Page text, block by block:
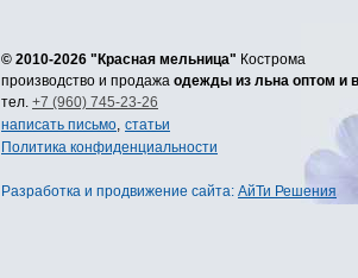
© 2010-2026 "Красная мельница" Кострома
производство и продажа одежды из льна оптом и
тел. +7 (960) 745-23-26
написать письмо, статьи
Политика конфиденциальности
Разработка и продвижение сайта: АйТи Решения